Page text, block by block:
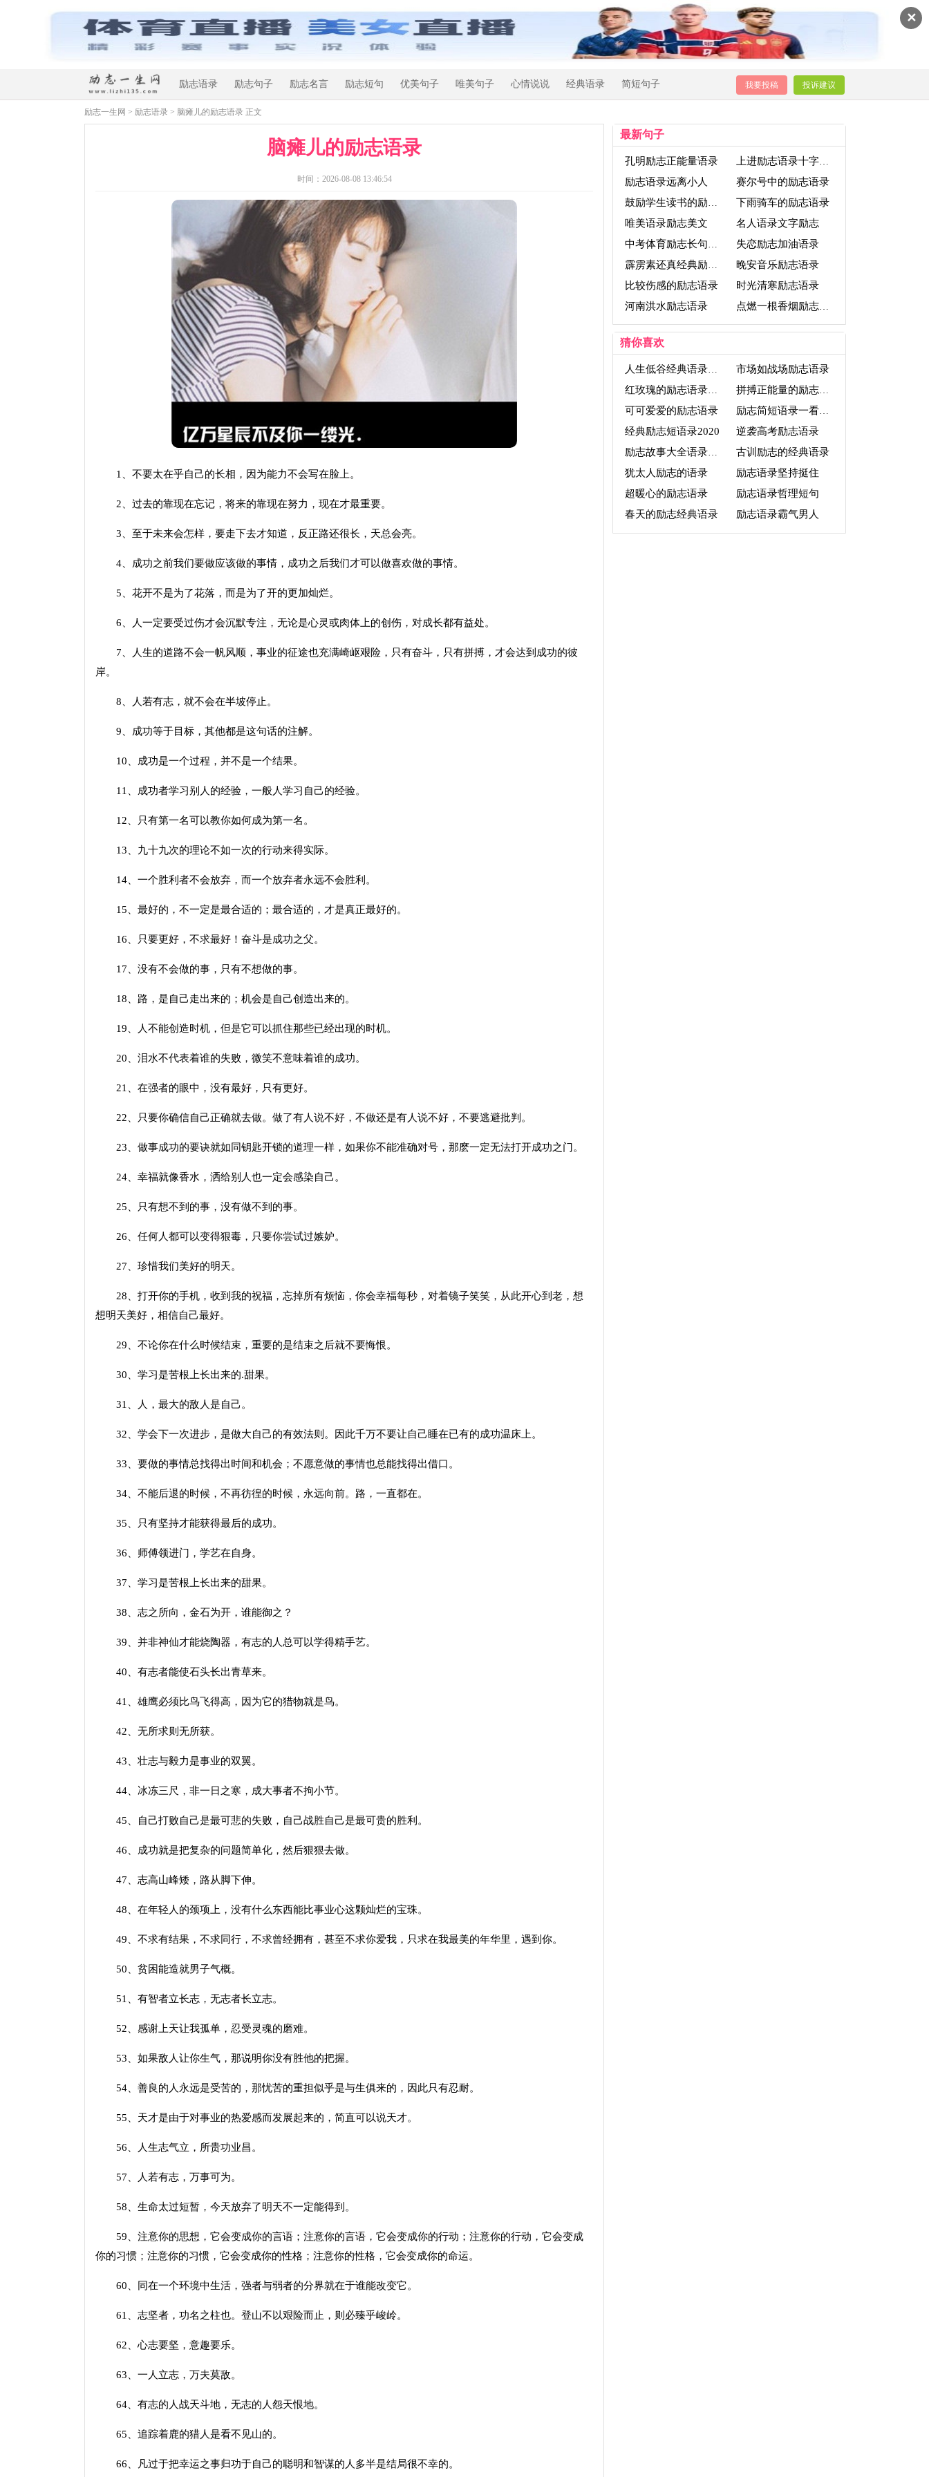
✕
励志语录 励志句子 励志名言 励志短句 优美句子 唯美句子 心情说说 经典语录 简短句子 我要投稿 投诉建议
励志一生网 > 励志语录 > 脑瘫儿的励志语录 正文
脑瘫儿的励志语录
时间：2026-08-08 13:46:54
1、不要太在乎自己的长相，因为能力不会写在脸上。
2、过去的靠现在忘记，将来的靠现在努力，现在才最重要。
3、至于未来会怎样，要走下去才知道，反正路还很长，天总会亮。
4、成功之前我们要做应该做的事情，成功之后我们才可以做喜欢做的事情。
5、花开不是为了花落，而是为了开的更加灿烂。
6、人一定要受过伤才会沉默专注，无论是心灵或肉体上的创伤，对成长都有益处。
7、人生的道路不会一帆风顺，事业的征途也充满崎岖艰险，只有奋斗，只有拼搏，才会达到成功的彼
岸。
8、人若有志，就不会在半坡停止。
9、成功等于目标，其他都是这句话的注解。
10、成功是一个过程，并不是一个结果。
11、成功者学习别人的经验，一般人学习自己的经验。
12、只有第一名可以教你如何成为第一名。
13、九十九次的理论不如一次的行动来得实际。
14、一个胜利者不会放弃，而一个放弃者永远不会胜利。
15、最好的，不一定是最合适的；最合适的，才是真正最好的。
16、只要更好，不求最好！奋斗是成功之父。
17、没有不会做的事，只有不想做的事。
18、路，是自己走出来的；机会是自己创造出来的。
19、人不能创造时机，但是它可以抓住那些已经出现的时机。
20、泪水不代表着谁的失败，微笑不意味着谁的成功。
21、在强者的眼中，没有最好，只有更好。
22、只要你确信自己正确就去做。做了有人说不好，不做还是有人说不好，不要逃避批判。
23、做事成功的要诀就如同钥匙开锁的道理一样，如果你不能准确对号，那麽一定无法打开成功之门。
24、幸福就像香水，洒给别人也一定会感染自己。
25、只有想不到的事，没有做不到的事。
26、任何人都可以变得狠毒，只要你尝试过嫉妒。
27、珍惜我们美好的明天。
28、打开你的手机，收到我的祝福，忘掉所有烦恼，你会幸福每秒，对着镜子笑笑，从此开心到老，想
想明天美好，相信自己最好。
29、不论你在什么时候结束，重要的是结束之后就不要悔恨。
30、学习是苦根上长出来的.甜果。
31、人，最大的敌人是自己。
32、学会下一次进步，是做大自己的有效法则。因此千万不要让自己睡在已有的成功温床上。
33、要做的事情总找得出时间和机会；不愿意做的事情也总能找得出借口。
34、不能后退的时候，不再彷徨的时候，永远向前。路，一直都在。
35、只有坚持才能获得最后的成功。
36、师傅领进门，学艺在自身。
37、学习是苦根上长出来的甜果。
38、志之所向，金石为开，谁能御之？
39、并非神仙才能烧陶器，有志的人总可以学得精手艺。
40、有志者能使石头长出青草来。
41、雄鹰必须比鸟飞得高，因为它的猎物就是鸟。
42、无所求则无所获。
43、壮志与毅力是事业的双翼。
44、冰冻三尺，非一日之寒，成大事者不拘小节。
45、自己打败自己是最可悲的失败，自己战胜自己是最可贵的胜利。
46、成功就是把复杂的问题简单化，然后狠狠去做。
47、志高山峰矮，路从脚下伸。
48、在年轻人的颈项上，没有什么东西能比事业心这颗灿烂的宝珠。
49、不求有结果，不求同行，不求曾经拥有，甚至不求你爱我，只求在我最美的年华里，遇到你。
50、贫困能造就男子气概。
51、有智者立长志，无志者长立志。
52、感谢上天让我孤单，忍受灵魂的磨难。
53、如果敌人让你生气，那说明你没有胜他的把握。
54、善良的人永远是受苦的，那忧苦的重担似乎是与生俱来的，因此只有忍耐。
55、天才是由于对事业的热爱感而发展起来的，简直可以说天才。
56、人生志气立，所贵功业昌。
57、人若有志，万事可为。
58、生命太过短暂，今天放弃了明天不一定能得到。
59、注意你的思想，它会变成你的言语；注意你的言语，它会变成你的行动；注意你的行动，它会变成
你的习惯；注意你的习惯，它会变成你的性格；注意你的性格，它会变成你的命运。
60、同在一个环境中生活，强者与弱者的分界就在于谁能改变它。
61、志坚者，功名之柱也。登山不以艰险而止，则必臻乎峻岭。
62、心志要坚，意趣要乐。
63、一人立志，万夫莫敌。
64、有志的人战天斗地，无志的人怨天恨地。
65、追踪着鹿的猎人是看不见山的。
66、凡过于把幸运之事归功于自己的聪明和智谋的人多半是结局很不幸的。
最新句子
孔明励志正能量语录 上进励志语录十字以内
励志语录远离小人 赛尔号中的励志语录
下雨骑车的励志语录
唯美语录励志美文
名人语录文字励志
失恋励志加油语录
晚安音乐励志语录
比较伤感的励志语录
时光清寒励志语录
河南洪水励志语录
点燃一根香烟励志语录
猜你喜欢
人生低谷经典语录励志长句 市场如战场励志语录
红玫瑰的励志语录经典短句 拼搏正能量的励志语录
可可爱爱的励志语录 励志简短语录一看就懂
经典励志短语录2020 逆袭高考励志语录
励志故事大全语录短篇
古训励志的经典语录
犹太人励志的语录
励志语录坚持挺住
超暖心的励志语录
励志语录哲理短句
春天的励志经典语录
励志语录霸气男人